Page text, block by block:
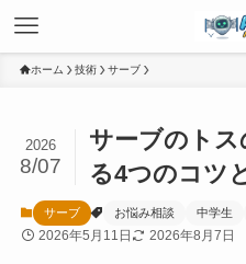
ホーム 技術 サーブ
サーブのト
る4つのコツ
2026
8/07
サーブ お悩み相談 中学生
2026年5月11日 2026年8月7日